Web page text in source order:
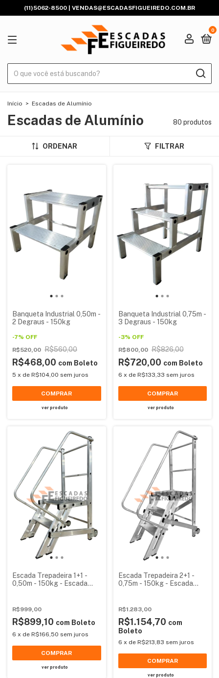
(11)5062-8500 | VENDAS@ESCADASFIGUEIREDO.COM.BR
0
Início > Escadas de Alumínio
Escadas de Alumínio 80 produtos
ORDENAR FILTRAR
Banqueta Industrial 0,50m -
2 Degraus - 150kg
-7% OFF
R$520,00 R$560,00
R$468,00 com Boleto
5 x de R$104,00 sem juros
ver produto
Banqueta Industrial 0,75m -
3 Degraus - 150kg
-3% OFF
R$800,00 R$826,00
R$720,00 com Boleto
6 x de R$133,33 sem juros
ver produto
Escada Trepadeira 1+1 -
0,50m - 150kg - Escada
R$999,00
R$899,10 com Boleto
6 x de R$166,50 sem juros
COMPRAR
ver produto
Escada Trepadeira 2+1 -
0,75m - 150kg - Escada
R$1.283,00
R$1.154,70 com
Boleto
6 x de R$213,83 sem juros
COMPRAR
ver produto